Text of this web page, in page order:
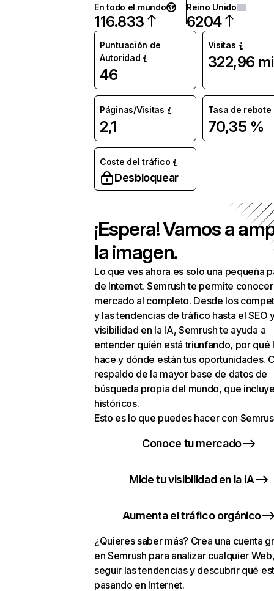
En todo el mundo
116.833
Reino Unido
6204
Puntuación de
Autoridad
46
Visitas
322,96
Páginas/Visitas
2,1
Tasa de rebote
70,35 %
Coste del tráfico
Desbloquear
¡Espera! Vamos a
la imagen.
Lo que ves ahora es solo una pequeña
de Internet. Semrush te permite
mercado al completo. Desde los
y las tendencias de tráfico hasta el SEO
visibilidad en la IA, Semrush te ayuda a
entender quién está triunfando, por qué
hace y dónde están tus oportunidades.
respaldo de la mayor base de datos de
búsqueda propia del mundo, que
históricos.
Esto es lo que puedes hacer con
Conoce tu mercado
Mide tu visibilidad en la IA
Aumenta el tráfico orgánico
¿Quieres saber más? Crea una cuenta
en Semrush para analizar cualquier
seguir las tendencias y descubrir qué
pasando en Internet.